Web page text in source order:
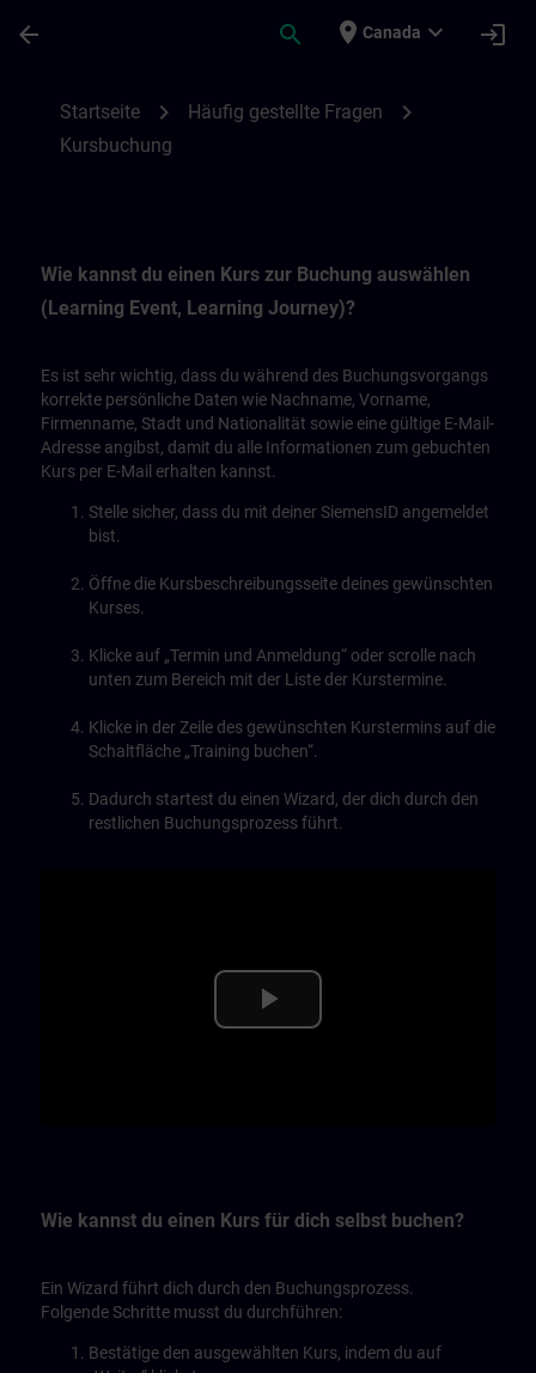
arrow_back search place Canada expand_more login
Startseite chevron_right Häufig gestellte Fragen chevron_right
Kursbuchung
Wie kannst du einen Kurs zur Buchung auswählen
(Learning Event, Learning Journey)?
Es ist sehr wichtig, dass du während des Buchungsvorgangs
korrekte persönliche Daten wie Nachname, Vorname,
Firmenname, Stadt und Nationalität sowie eine gültige E-Mail-
Adresse angibst, damit du alle Informationen zum gebuchten
Kurs per E-Mail erhalten kannst.
Stelle sicher, dass du mit deiner SiemensID angemeldet
bist.
Öffne die Kursbeschreibungsseite deines gewünschten
Kurses.
Klicke auf „Termin und Anmeldung“ oder scrolle nach
unten zum Bereich mit der Liste der Kurstermine.
Klicke in der Zeile des gewünschten Kurstermins auf die
Schaltfläche „Training buchen“.
Dadurch startest du einen Wizard, der dich durch den
restlichen Buchungsprozess führt.
Play
Wie kannst du einen Kurs für dich selbst buchen?
Ein Wizard führt dich durch den Buchungsprozess.
Folgende Schritte musst du durchführen:
Bestätige den ausgewählten Kurs, indem du auf